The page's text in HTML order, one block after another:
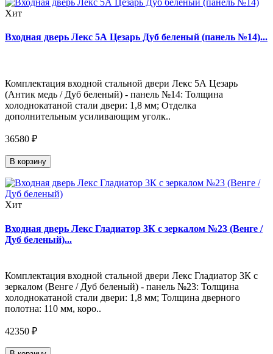
Хит
Входная дверь Лекс 5А Цезарь Дуб беленый (панель №14)...
Комплектация входной стальной двери Лекс 5А Цезарь
(Антик медь / Дуб беленый) - панель №14: Толщина
холоднокатаной стали двери: 1,8 мм; Отделка
дополнительным усиливающим уголк..
36580 ₽
В корзину
Хит
Входная дверь Лекс Гладиатор 3К с зеркалом №23 (Венге /
Дуб беленый)...
Комплектация входной стальной двери Лекс Гладиатор 3К с
зеркалом (Венге / Дуб беленый) - панель №23: Толщина
холоднокатаной стали двери: 1,8 мм; Толщина дверного
полотна: 110 мм, коро..
42350 ₽